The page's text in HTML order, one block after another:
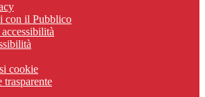
con il Pubblico
cookie